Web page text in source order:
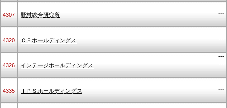
4307 野村総合研究所
---
---
4320 ＣＥホールディングス
---
---
4326 インテージホールディングス
---
---
4335 ＩＰＳホールディングス
---
---